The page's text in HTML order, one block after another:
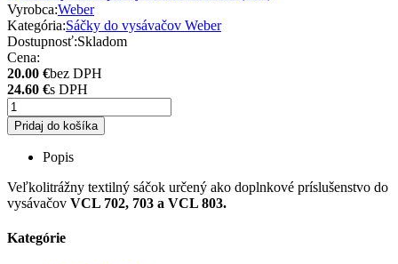
Vyrobca:Weber
Kategória:Sáčky do vysávačov Weber
Dostupnosť:Skladom
Cena:
20.00 €bez DPH
24.60 €s DPH
Pridaj do košíka
Popis
Veľkolitrážny textilný sáčok určený ako doplnkové príslušenstvo do
vysávačov VCL 702, 703 a VCL 803.
Kategórie